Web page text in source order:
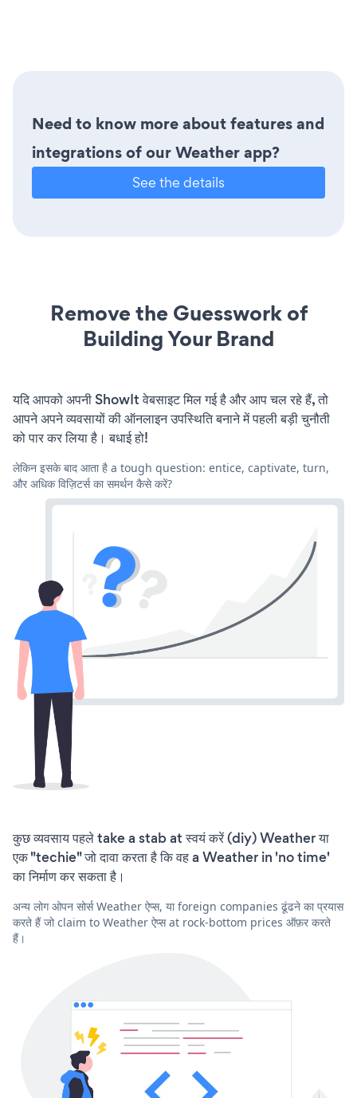
Need to know more about features and
integrations of our Weather app?
See the details
Remove the Guesswork of
Building Your Brand
यदि आपको अपनी ShowIt वेबसाइट मिल गई है और आप चल रहे हैं, तो
आपने अपने व्यवसायों की ऑनलाइन उपस्थिति बनाने में पहली बड़ी चुनौती
को पार कर लिया है। बधाई हो!
लेकिन इसके बाद आता है a tough question: entice, captivate, turn,
और अधिक विज़िटर्स का समर्थन कैसे करें?
कुछ व्यवसाय पहले take a stab at स्वयं करें (diy) Weather या
एक "techie" जो दावा करता है कि वह a Weather in 'no time'
का निर्माण कर सकता है।
अन्य लोग ओपन सोर्स Weather ऐप्स, या foreign companies ढूंढने का प्रयास
करते हैं जो claim to Weather ऐप्स at rock-bottom prices ऑफ़र करते
हैं।